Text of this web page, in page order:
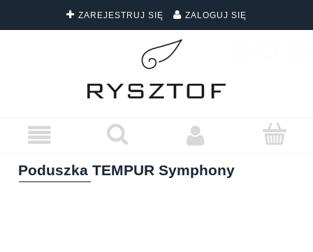
ZAREJESTRUJ SIĘ ZALOGUJ SIĘ
DARMOWA DOSTAWA WSZYSTKICH ZAMÓWIEŃ
Poduszka TEMPUR Symphony